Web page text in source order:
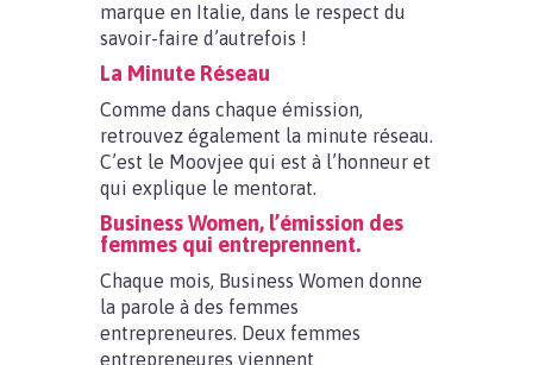
marque en Italie, dans le respect du
savoir-faire d’autrefois !
La Minute Réseau
Comme dans chaque émission,
retrouvez également la minute réseau.
C’est le Moovjee qui est à l’honneur et
qui explique le mentorat.
Business Women, l’émission des
femmes qui entreprennent.
Chaque mois, Business Women donne
la parole à des femmes
entrepreneures. Deux femmes
entrepreneures viennent